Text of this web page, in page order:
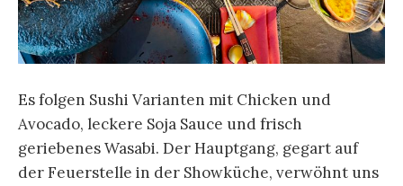
Es folgen Sushi Varianten mit Chicken und
Avocado, leckere Soja Sauce und frisch
geriebenes Wasabi. Der Hauptgang, gegart auf
der Feuerstelle in der Showküche, verwöhnt uns